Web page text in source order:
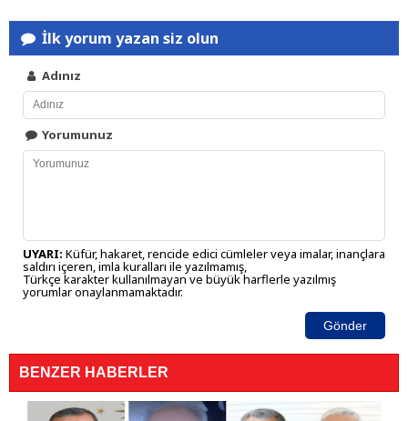
İlk yorum yazan siz olun
Adınız
Yorumunuz
UYARI: Küfür, hakaret, rencide edici cümleler veya imalar, inançlara
saldırı içeren, imla kuralları ile yazılmamış,
Türkçe karakter kullanılmayan ve büyük harflerle yazılmış
yorumlar onaylanmamaktadır.
Gönder
BENZER HABERLER